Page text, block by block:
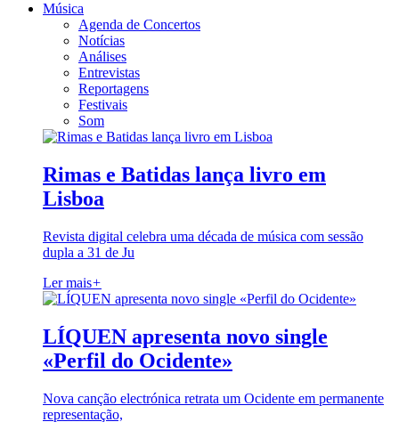
Música
Agenda de Concertos
Notícias
Análises
Entrevistas
Reportagens
Festivais
Som
Rimas e Batidas lança livro em
Lisboa
Revista digital celebra uma década de música com sessão
dupla a 31 de Ju
Ler mais+
LÍQUEN apresenta novo single
«Perfil do Ocidente»
Nova canção electrónica retrata um Ocidente em permanente
representação,